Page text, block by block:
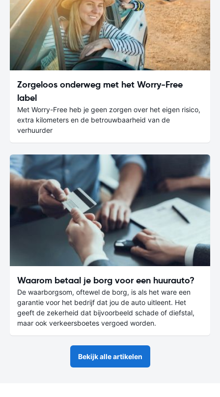
Zorgeloos onderweg met het Worry-Free
label
Met Worry-Free heb je geen zorgen over het eigen risico,
extra kilometers en de betrouwbaarheid van de
verhuurder
Waarom betaal je borg voor een huurauto?
De waarborgsom, oftewel de borg, is als het ware een
garantie voor het bedrijf dat jou de auto uitleent. Het
geeft de zekerheid dat bijvoorbeeld schade of diefstal,
maar ook verkeersboetes vergoed worden.
Bekijk alle artikelen